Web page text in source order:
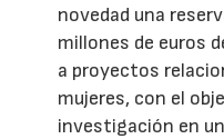
novedad una
millones de euros
a proyectos
mujeres, con el
investigación en